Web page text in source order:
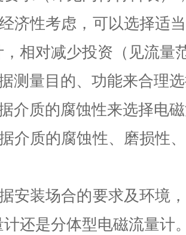
济性考虑，可以选择适
相对减少投资（见流量
测量目的、功能来合理
介质的腐蚀性来选择电
介质的腐蚀性、磨损性
安装场合的要求及环境
计还是分体型电磁流量计